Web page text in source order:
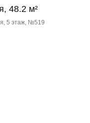
48.2 м²
5 этаж, №519